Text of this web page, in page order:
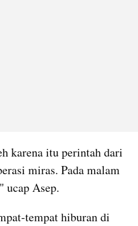
karena itu perintah dari
miras. Pada malam
ucap Asep.
tempat hiburan di